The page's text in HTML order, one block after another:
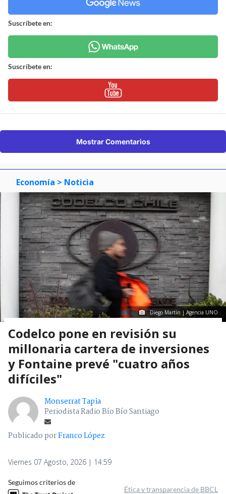
Suscríbete en:
Suscríbete en:
Mostrar Comentarios
Economía > Noticia
Diego Martín | Agencia UNO
Codelco pone en revisión su
millonaria cartera de inversiones
y Fontaine prevé "cuatro años
difíciles"
Monserrat Tapia
Periodista Radio Bío Bío Santiago
Publicado porFranco López
Viernes 07 Agosto, 2026 | 14:59
Seguimos criterios de
Ética y transparencia de BBCL